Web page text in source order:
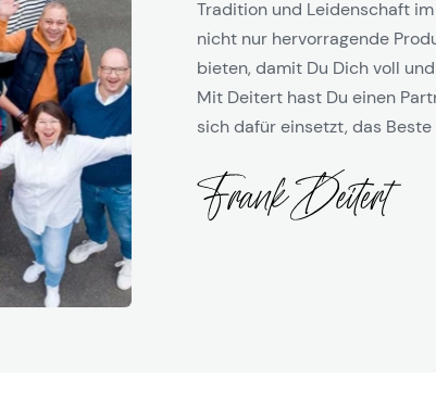
Tradition und Leidenschaft
nicht nur hervorragende
bieten, damit Du Dich voll
Mit Deitert hast Du einen
sich dafür einsetzt, das